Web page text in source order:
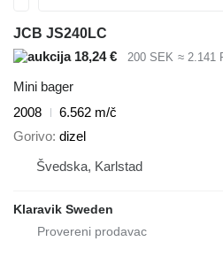
JCB JS240LC
18,24 €
200 SEK ≈ 2.141
Mini bager
2008
6.562 m/č
Gorivo dizel
Švedska, Karlstad
Klaravik Sweden